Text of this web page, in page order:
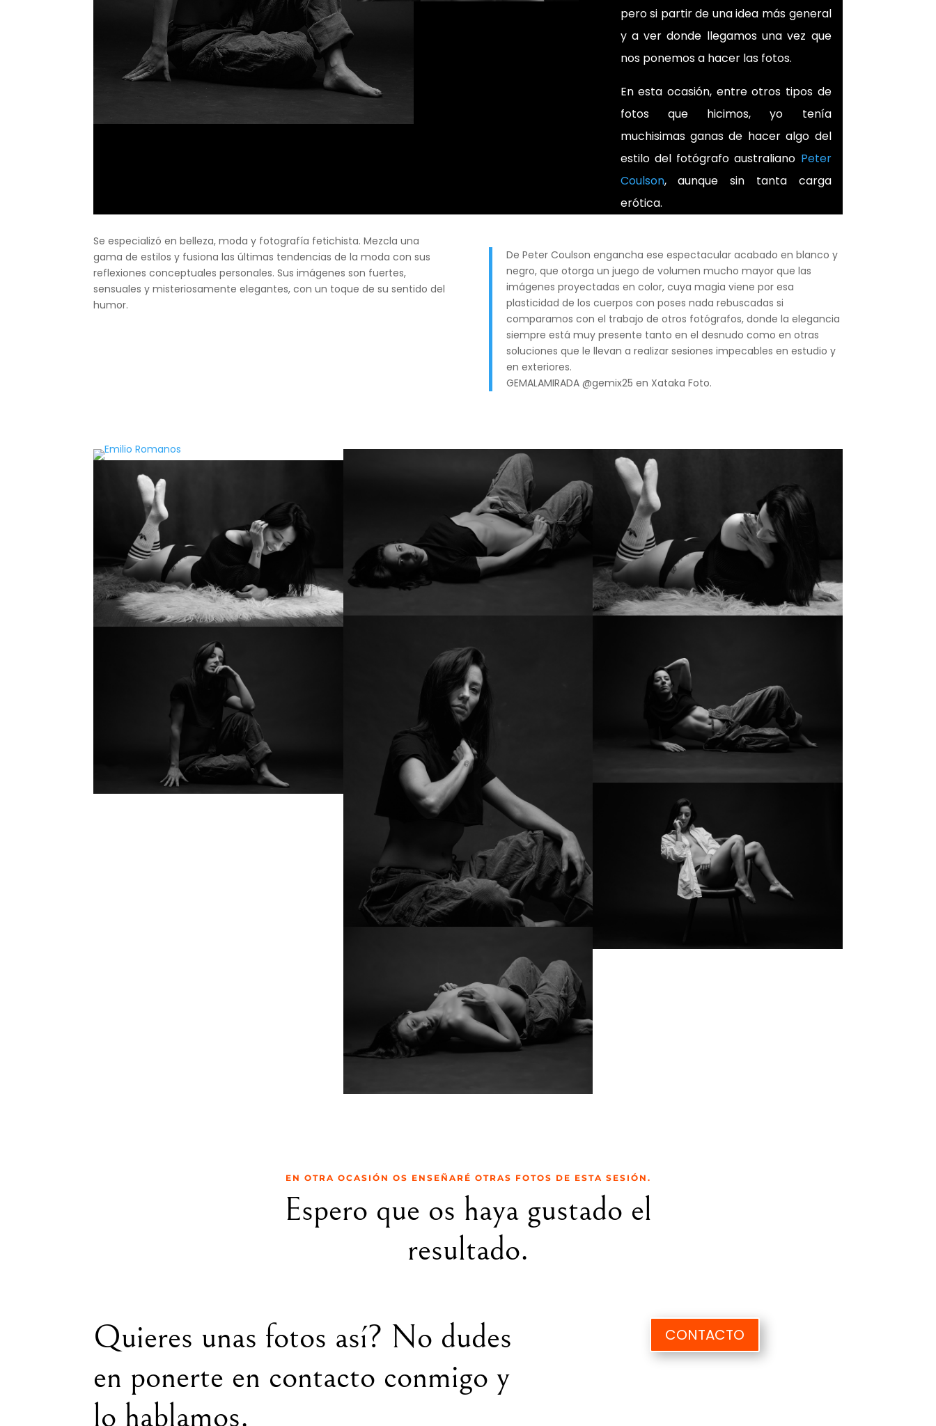
pero si partir de una idea más general
y a ver donde llegamos una vez que
nos ponemos a hacer las fotos.
En esta ocasión, entre otros tipos de
fotos que hicimos, yo tenía
muchisimas ganas de hacer algo del
estilo del fotógrafo australiano Peter
Coulson, aunque sin tanta carga
erótica.
Se especializó en belleza, moda y fotografía fetichista. Mezcla una
gama de estilos y fusiona las últimas tendencias de la moda con sus
reflexiones conceptuales personales. Sus imágenes son fuertes,
sensuales y misteriosamente elegantes, con un toque de su sentido del
humor.
De Peter Coulson engancha ese espectacular acabado en blanco y
negro, que otorga un juego de volumen mucho mayor que las
imágenes proyectadas en color, cuya magia viene por esa
plasticidad de los cuerpos con poses nada rebuscadas si
comparamos con el trabajo de otros fotógrafos, donde la elegancia
siempre está muy presente tanto en el desnudo como en otras
soluciones que le llevan a realizar sesiones impecables en estudio y
en exteriores.
GEMALAMIRADA @gemix25 en Xataka Foto.
EN OTRA OCASIÓN OS ENSEÑARÉ OTRAS FOTOS DE ESTA SESIÓN.
Espero que os haya gustado el
resultado.
Quieres unas fotos así? No dudes
en ponerte en contacto conmigo y
lo hablamos.
CONTACTO